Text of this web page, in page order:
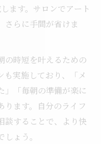
ます。サロンでアート
さらに手間が省けま
の時短を叶えるための
も実施しており、「メ
」「毎朝の準備が楽に
ります。自分のライフ
談することで、より快
ょう。